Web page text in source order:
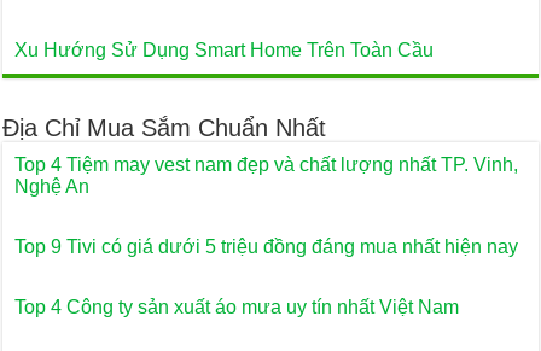
Xu Hướng Sử Dụng Smart Home Trên Toàn Cầu
Địa Chỉ Mua Sắm Chuẩn Nhất
Top 4 Tiệm may vest nam đẹp và chất lượng nhất TP. Vinh,
Nghệ An
Top 9 Tivi có giá dưới 5 triệu đồng đáng mua nhất hiện nay
Top 4 Công ty sản xuất áo mưa uy tín nhất Việt Nam